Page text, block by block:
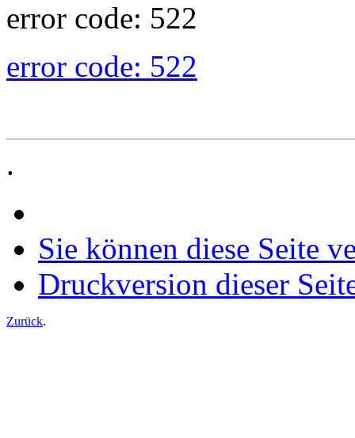
error code: 522
error code: 522
.
Sie können diese Seite
Druckversion dieser
Zurück.